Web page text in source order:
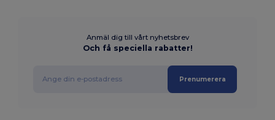
Anmäl dig till vårt nyhetsbrev
Och få speciella rabatter!
Prenumerera